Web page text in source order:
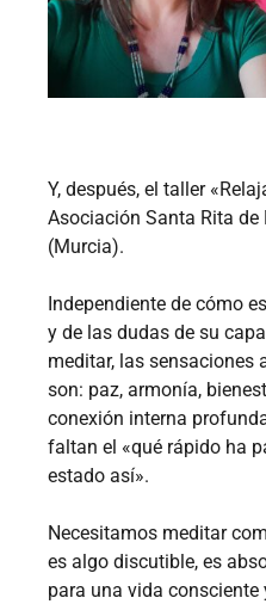
Y, después, el taller
Asociación Santa Rita de
(Murcia).
Independiente de cómo
y de las dudas de su
meditar, las sensaciones
son: paz, armonía,
conexión interna
faltan el «qué rápido ha
estado así».
Necesitamos meditar
es algo discutible, es
para una vida consciente